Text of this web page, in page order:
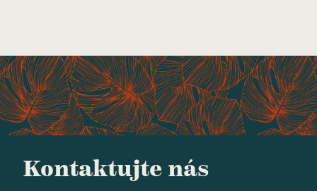
Kontaktujte nás